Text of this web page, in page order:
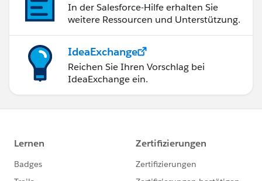
In der Salesforce-Hilfe erhalten Sie
weitere Ressourcen und Unterstützung.
IdeaExchange
Reichen Sie Ihren Vorschlag bei
IdeaExchange ein.